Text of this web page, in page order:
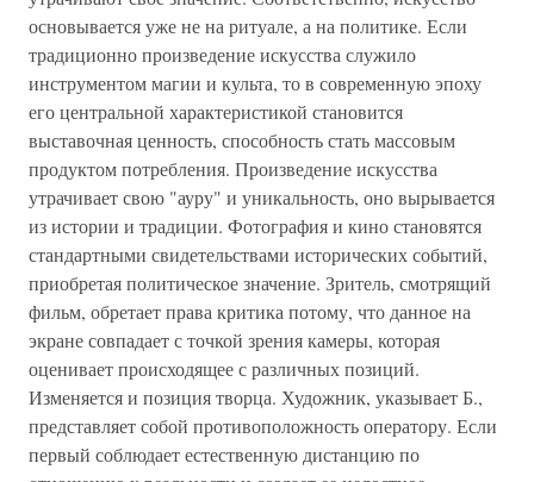
основывается уже не на ритуале, а на политике. Если
традиционно произведение искусства служило
инструментом магии и культа, то в современную эпоху
его центральной характеристикой становится
выставочная ценность, способность стать массовым
продуктом потребления. Произведение искусства
утрачивает свою "ауру" и уникальность, оно вырывается
из истории и традиции. Фотография и кино становятся
стандартными свидетельствами исторических событий,
приобретая политическое значение. Зритель, смотрящий
фильм, обретает права критика потому, что данное на
экране совпадает с точкой зрения камеры, которая
оценивает происходящее с различных позиций.
Изменяется и позиция творца. Художник, указывает Б.,
представляет собой противоположность оператору. Если
первый соблюдает естественную дистанцию по